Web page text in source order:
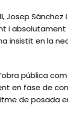
Josep
i absolutament
insistit en la
pública
en fase de
de posada